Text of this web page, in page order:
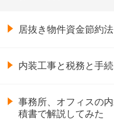
居抜き物件資金節約法
内装工事と税務と手続
事務所、オフィスの
積書で解説してみた